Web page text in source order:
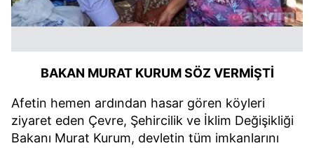
BAKAN MURAT KURUM SÖZ VERMİŞTİ
Afetin hemen ardından hasar gören köyleri
ziyaret eden Çevre, Şehircilik ve İklim Değişikliği
Bakanı Murat Kurum, devletin tüm imkanlarını